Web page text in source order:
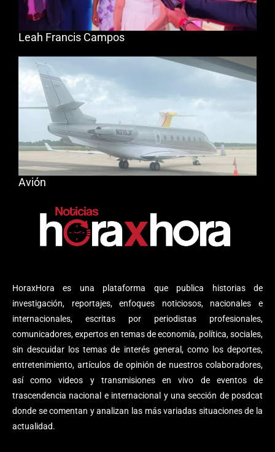
HoraxHora es una plataforma que publica historias de
investigación, reportajes, enfoques noticiosos, nacionales e
internacionales, escritas por periodistas profesionales,
comunicadores, expertos en temas de economía, política, sociales,
sin descuidar los temas de interés general, como los deportes,
entretenimiento, artículos de opinión de nuestros colaboradores,
así como videos y transmisiones en vivo de eventos de
trascendencia nacional e internacional y una sección de posdcat
donde se comentan y analizan las más variadas situaciones de la
actualidad.
Leah Francis Campos
Avión